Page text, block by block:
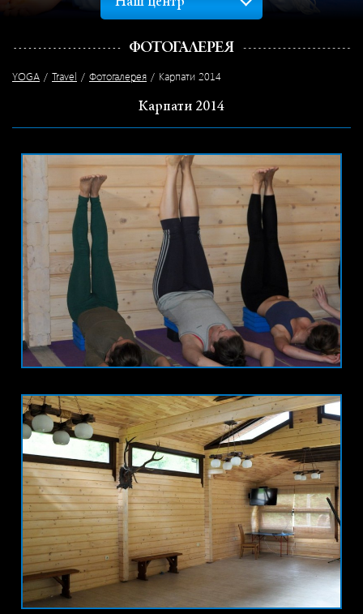
ФОТОГАЛЕРЕЯ
YOGA Travel Фотогалерея Карпати 2014
Карпати 2014